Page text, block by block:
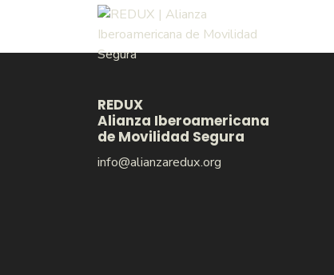
REDUX
Alianza Iberoamericana
de Movilidad Segura
info@alianzaredux.org